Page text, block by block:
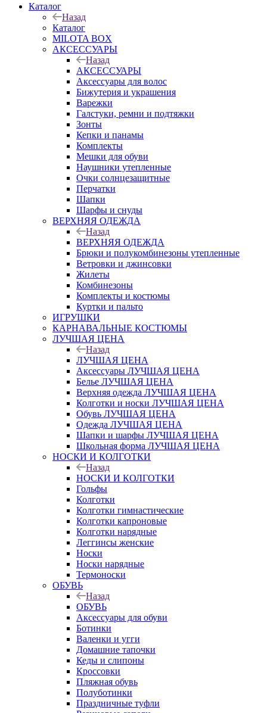
Каталог
Назад
Каталог
MILOTA BOX
АКСЕССУАРЫ
Назад
АКСЕССУАРЫ
Аксессуары для волос
Бижутерия и украшения
Варежки
Галстуки, ремни и подтяжки
Зонты
Кепки и панамы
Комплекты
Мешки для обуви
Наушники утепленные
Очки солнцезащитные
Перчатки
Шапки
Шарфы и снуды
ВЕРХНЯЯ ОДЕЖДА
Назад
ВЕРХНЯЯ ОДЕЖДА
Брюки и полукомбинезоны утепленные
Ветровки и джинсовки
Жилеты
Комбинезоны
Комплекты и костюмы
Куртки и пальто
ИГРУШКИ
КАРНАВАЛЬНЫЕ КОСТЮМЫ
ЛУЧШАЯ ЦЕНА
Назад
ЛУЧШАЯ ЦЕНА
Аксессуары ЛУЧШАЯ ЦЕНА
Белье ЛУЧШАЯ ЦЕНА
Верхняя одежда ЛУЧШАЯ ЦЕНА
Колготки и носки ЛУЧШАЯ ЦЕНА
Обувь ЛУЧШАЯ ЦЕНА
Одежда ЛУЧШАЯ ЦЕНА
Шапки и шарфы ЛУЧШАЯ ЦЕНА
Школьная форма ЛУЧШАЯ ЦЕНА
НОСКИ И КОЛГОТКИ
Назад
НОСКИ И КОЛГОТКИ
Гольфы
Колготки
Колготки гимнастические
Колготки капроновые
Колготки нарядные
Леггинсы женские
Носки
Носки нарядные
Термоноски
ОБУВЬ
Назад
ОБУВЬ
Аксессуары для обуви
Ботинки
Валенки и угги
Домашние тапочки
Кеды и слипоны
Кроссовки
Пляжная обувь
Полуботинки
Праздничные туфли